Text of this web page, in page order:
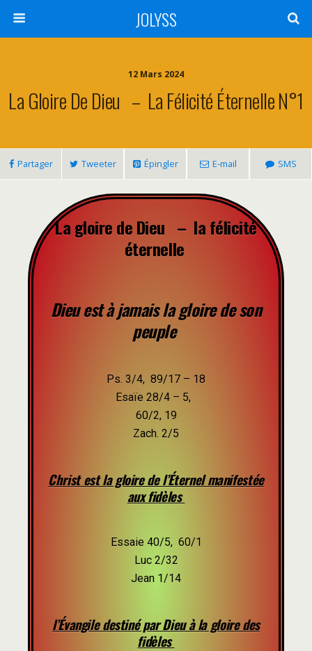
JOLYSS
12 Mars 2024
La Gloire De Dieu – La Félicité Éternelle N°1
Partager Tweeter Épingler E-mail SMS
La gloire de Dieu – la félicité
éternelle
Dieu est à jamais la gloire de son
peuple
Ps. 3/4, 89/17 – 18
Esaïe 28/4 – 5,
60/2, 19
Zach. 2/5
Christ est la gloire de l’Éternel manifestée
aux fidèles
Essaie 40/5, 60/1
Luc 2/32
Jean 1/14
l’Évangile destiné par Dieu à la gloire des
fidèles